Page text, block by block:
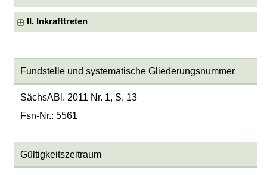
II. Inkrafttreten
Fundstelle und systematische Gliederungsnummer
SächsABl. 2011 Nr. 1, S. 13
Fsn-Nr.: 5561
Gültigkeitszeitraum